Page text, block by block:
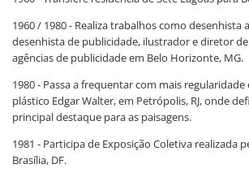
1960 / 1980 - Realiza trabalhos como desenhista
desenhista de publicidade, ilustrador e diretor
agências de publicidade em Belo Horizonte, MG.
1980 - Passa a frequentar com mais
plástico Edgar Walter, em Petrópolis, RJ, onde
principal destaque para as paisagens.
1981 - Participa de Exposição Coletiva realizada
Brasília, DF.